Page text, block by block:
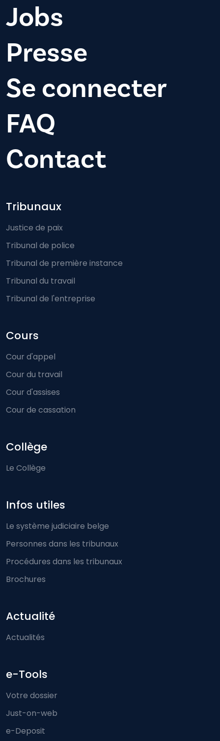
Jobs
Presse
Se connecter
FAQ
Contact
Footer-menu
Tribunaux
Justice de paix
Tribunal de police
Tribunal de première instance
Tribunal du travail
Tribunal de l'entreprise
Cours
Cour d'appel
Cour du travail
Cour d'assises
Cour de cassation
Collège
Le Collège
Infos utiles
Le système judiciaire belge
Personnes dans les tribunaux
Procédures dans les tribunaux
Brochures
Actualité
Actualités
e-Tools
Votre dossier
Just-on-web
e-Deposit